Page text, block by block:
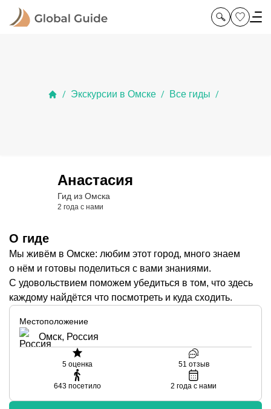
/ Экскурсии в Омске / Все гиды /
Анастасия
Гид из Омска
2 года с нами
О гиде
Мы живём в Омске: любим этот город, много знаем
о нём и готовы поделиться с вами знаниями.
С удовольствием поможем убедиться в том, что здесь
каждому найдётся что посмотреть и куда сходить.
Местоположение
Омск, Россия
5 оценка 51 отзыв
643 посетило 2 года с нами